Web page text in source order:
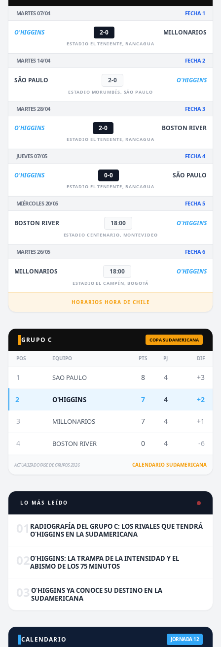
MARTES 07/04 FECHA 1
O'HIGGINS 2-0 MILLONARIOS
ESTADIO EL TENIENTE, RANCAGUA
MARTES 14/04 FECHA 2
SÃO PAULO 2-0 O'HIGGINS
ESTADIO MORUMBÍS, SÃO PAULO
MARTES 28/04 FECHA 3
O'HIGGINS 2-0 BOSTON RIVER
ESTADIO EL TENIENTE, RANCAGUA
JUEVES 07/05 FECHA 4
O'HIGGINS 0-0 SÃO PAULO
ESTADIO EL TENIENTE, RANCAGUA
MIÉRCOLES 20/05 FECHA 5
BOSTON RIVER 18:00 O'HIGGINS
ESTADIO CENTENARIO, MONTEVIDEO
MARTES 26/05 FECHA 6
MILLONARIOS 18:00 O'HIGGINS
ESTADIO EL CAMPÍN, BOGOTÁ
HORARIOS HORA DE CHILE
GRUPO C COPA SUDAMERICANA
POS EQUIPO PTS PJ DIF
1 SAO PAULO 8 4 +3
2 O'HIGGINS 7 4 +2
3 MILLONARIOS 7 4 +1
4 BOSTON RIVER 0 4 -6
ACTUALIZADO FASE DE GRUPOS 2026 CALENDARIO SUDAMERICANA
LO MÁS LEÍDO
01 RADIOGRAFÍA DEL GRUPO C: LOS RIVALES QUE TENDRÁ
O'HIGGINS EN LA SUDAMERICANA
02O'HIGGINS: LA TRAMPA DE LA INTENSIDAD Y EL
ABISMO DE LOS 75 MINUTOS
03 O'HIGGINS YA CONOCE SU DESTINO EN LA
SUDAMERICANA
CALENDARIO JORNADA 12